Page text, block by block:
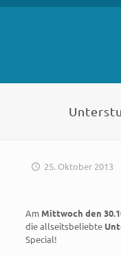
25. Oktober 2013
Am Mittwoch den
die allseitsbeliebte
Special!